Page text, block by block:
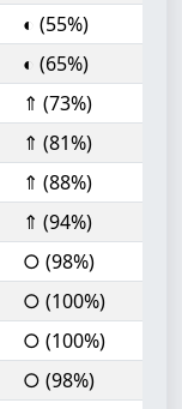
◐ (55%)
◐ (65%)
⇑ (73%)
⇑ (81%)
⇑ (88%)
⇑ (94%)
○ (98%)
○ (100%)
○ (100%)
○ (98%)